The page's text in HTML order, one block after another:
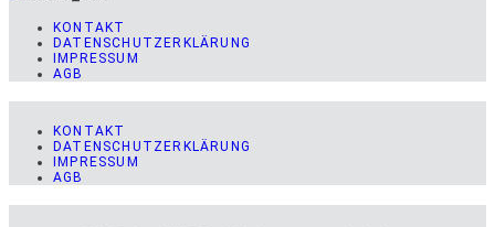
KONTAKT
DATENSCHUTZERKLÄRUNG
IMPRESSUM
AGB
KONTAKT
DATENSCHUTZERKLÄRUNG
IMPRESSUM
AGB